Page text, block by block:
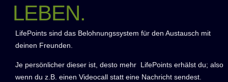
LEBEN.
LifePoints sind das Belohnungssystem für den Austausch mit
deinen Freunden.
Je persönlicher dieser ist, desto mehr LifePoints erhälst du; also
wenn du z.B. einen Videocall statt eine Nachricht sendest.